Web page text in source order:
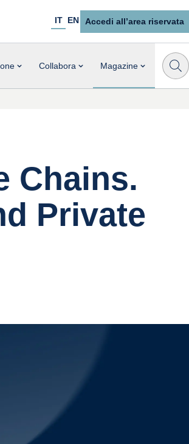
IT EN Accedi all’area riservata
Collabora Magazine
Chains.
Private